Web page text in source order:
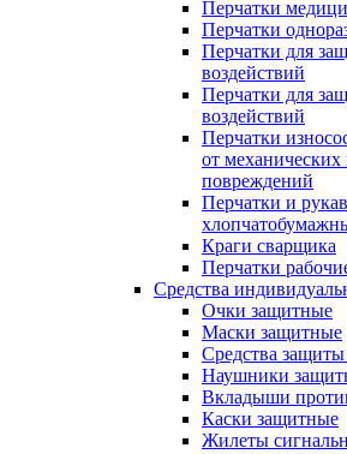
Перчатки
Перчатки
Перчатки для
воздействий
Перчатки для
воздействий
Перчатки
от
повреждений
Перчатки и
Краги сварщика
Перчатки
Средства
Очки защитные
Маски защитные
Средства
Наушники
Вкладыши
Каски защитные
Жилеты